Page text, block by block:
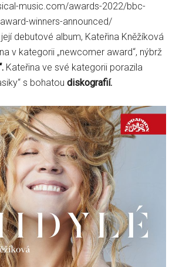
music.com/awards-2022/bbc-
winners-announced/
debutové album, Kateřina Kněžíková
v kategorii „newcomer award“, nýbrž
Kateřina ve své kategorii porazila
s bohatoudiskografií.